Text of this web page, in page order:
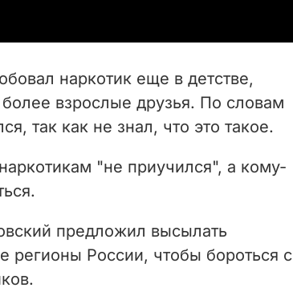
i
d
e
наркотик еще в детстве,
взрослые друзья. По словам
так как не знал, что это такое.
"не приучился", а кому-
предложил высылать
регионы России, чтобы бороться с